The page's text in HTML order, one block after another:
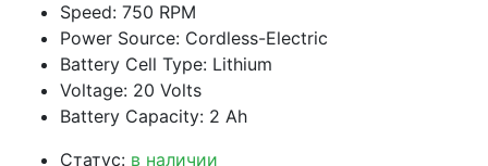
Speed: 750 RPM
Power Source: Cordless-Electric
Battery Cell Type: Lithium
Voltage: 20 Volts
Battery Capacity: 2 Ah
Статус: в наличии